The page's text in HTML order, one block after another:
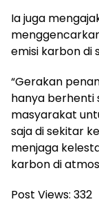
Ia juga
emisi karbon di
“Gerakan
hanya berhenti
masyarakat
saja di sekitar
menjaga
karbon di
Post Views: 332